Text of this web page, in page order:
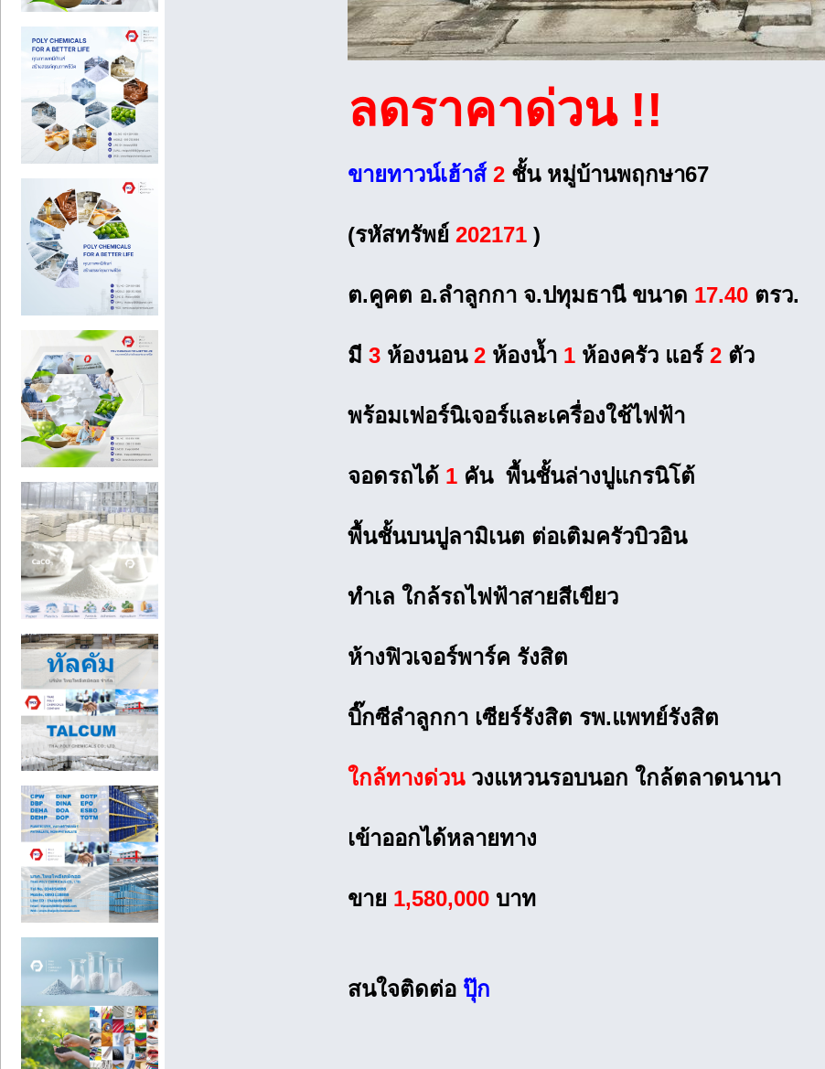
ลดราคาด่วน !!
ขายทาวน์เฮ้าส์ 2ชั้น หมู่บ้านพฤกษา67
(รหัสทรัพย์ 202171)
ต.คูคต อ.ลำลูกกา จ.ปทุมธานี ขนาด 17.40 ตรว.
มี 3ห้องนอน 2 ห้องน้ำ 1ห้องครัว แอร์2ตัว
พร้อมเฟอร์นิเจอร์และเครื่องใช้ไฟฟ้า
จอดรถได้ 1คัน พื้นชั้นล่างปูแกรนิโต้
พื้นชั้นบนปูลามิเนต ต่อเติมครัวบิวอิน
ทำเล ใกล้รถไฟฟ้าสายสีเขียว
ห้างฟิวเจอร์พาร์ค รังสิต
บิ๊กซีลำลูกกา เซียร์รังสิต รพ.แพทย์รังสิต
ใกล้ทางด่วนวงแหวนรอบนอก ใกล้ตลาดนานา
เข้าออกได้หลายทาง
ขาย 1,580,000บาท
สนใจติดต่อ ปุ๊ก